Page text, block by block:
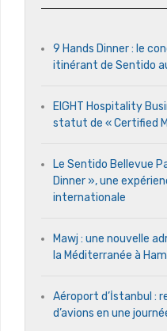
9 Hands Dinner : le
itinérant de Sentido
EIGHT Hospitality
statut de « Certified
Le Sentido Bellevue
Dinner », une
internationale
Mawj : une nouvelle
la Méditerranée à
Aéroport d’İstanbul :
d’avions en une